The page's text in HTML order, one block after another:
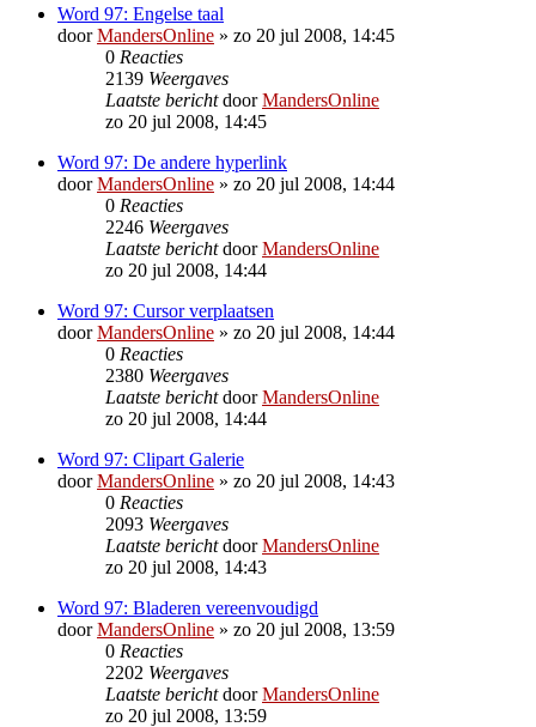
Word 97: Engelse taal
doorMandersOnline » zo 20 jul 2008, 14:45
0 Reacties
2139 Weergaves
Laatste berichtdoorMandersOnline
zo 20 jul 2008, 14:45
Word 97: De andere hyperlink
doorMandersOnline » zo 20 jul 2008, 14:44
0 Reacties
2246 Weergaves
Laatste berichtdoorMandersOnline
zo 20 jul 2008, 14:44
Word 97: Cursor verplaatsen
doorMandersOnline » zo 20 jul 2008, 14:44
0 Reacties
2380 Weergaves
Laatste berichtdoorMandersOnline
zo 20 jul 2008, 14:44
Word 97: Clipart Galerie
doorMandersOnline » zo 20 jul 2008, 14:43
0 Reacties
2093 Weergaves
Laatste berichtdoorMandersOnline
zo 20 jul 2008, 14:43
Word 97: Bladeren vereenvoudigd
doorMandersOnline » zo 20 jul 2008, 13:59
0 Reacties
2202 Weergaves
Laatste berichtdoorMandersOnline
zo 20 jul 2008, 13:59